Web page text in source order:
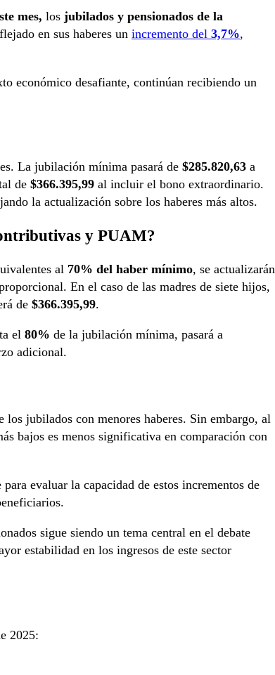
mes, los jubilados y pensionados de la
en sus haberes un incremento del 3,7%,
económico desafiante, continúan recibiendo un
La jubilación mínima pasará de $285.820,63 a
de $366.395,99 al incluir el bono extraordinario.
la actualización sobre los haberes más altos.
y PUAM?
al 70% del haber mínimo, se actualizarán
En el caso de las madres de siete hijos,
de $366.395,99.
el 80% de la jubilación mínima, pasará a
adicional.
los jubilados con menores haberes. Sin embargo, al
bajos es menos significativa en comparación con
evaluar la capacidad de estos incrementos de
sigue siendo un tema central en el debate
estabilidad en los ingresos de este sector
2025: